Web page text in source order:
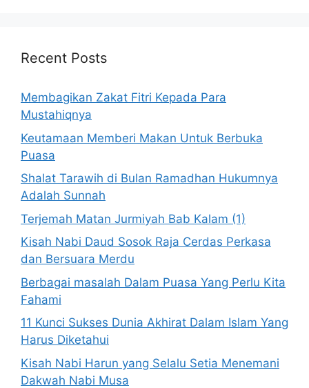
Recent Posts
Membagikan Zakat Fitri Kepada Para
Mustahiqnya
Keutamaan Memberi Makan Untuk Berbuka
Puasa
Shalat Tarawih di Bulan Ramadhan Hukumnya
Adalah Sunnah
Terjemah Matan Jurmiyah Bab Kalam (1)
Kisah Nabi Daud Sosok Raja Cerdas Perkasa
dan Bersuara Merdu
Berbagai masalah Dalam Puasa Yang Perlu Kita
Fahami
11 Kunci Sukses Dunia Akhirat Dalam Islam Yang
Harus Diketahui
Kisah Nabi Harun yang Selalu Setia Menemani
Dakwah Nabi Musa